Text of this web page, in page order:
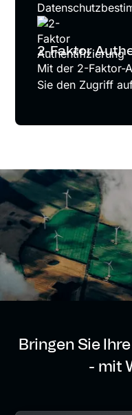
2-Faktor
Mit der 2-Faktor-
Sie den Zugriff
Bringen Sie
- mit